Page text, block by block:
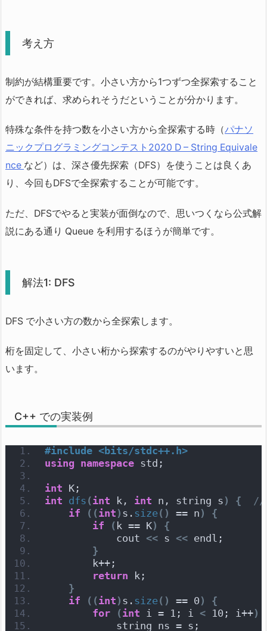
考え方
制約が結構重要です。小さい方から1つずつ全探索すること
ができれば、求められそうだということが分かります。
特殊な条件を持つ数を小さい方から全探索する時（パナソ
ニックプログラミングコンテスト2020 D – String Equivale
nce など）は、深さ優先探索（DFS）を使うことは良くあ
り、今回もDFSで全探索することが可能です。
ただ、DFSでやると実装が面倒なので、思いつくなら公式解
説にある通り Queue を利用するほうが簡単です。
解法1: DFS
DFS で小さい方の数から全探索します。
桁を固定して、小さい桁から探索するのがやりやすいと思
います。
C++ での実装例
#include <bits/stdc++.h>
using namespace std;
int K;
int dfs (int k, int n, string s ) {
//
if
((int ) s. size() == n )
{
if
( k == K)
{
            cout
<< s << endl;
}
        k++;
return k;
}
if
((int ) s. size() == 0 )
{
for
(int i = 1; i < 10; i++)
            string ns = s;